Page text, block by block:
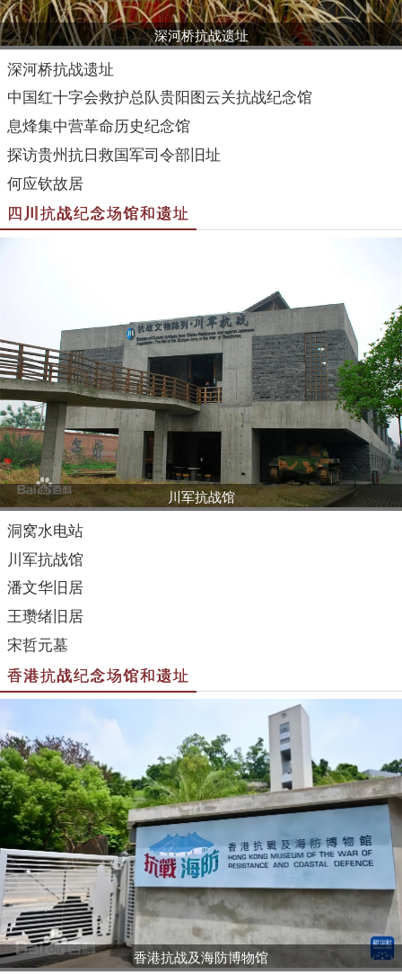
深河桥抗战遗址
深河桥抗战遗址
中国红十字会救护总队贵阳图云关抗战纪念馆
息烽集中营革命历史纪念馆
探访贵州抗日救国军司令部旧址
何应钦故居
四川抗战纪念场馆和遗址
川军抗战馆
洞窝水电站
川军抗战馆
潘文华旧居
王瓒绪旧居
宋哲元墓
香港抗战纪念场馆和遗址
香港抗战及海防博物馆